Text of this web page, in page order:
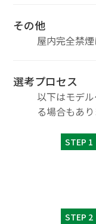
その他
屋内完全禁
選考プロセス
以下はモデ
る場合もあり
STEP 1
STEP 2